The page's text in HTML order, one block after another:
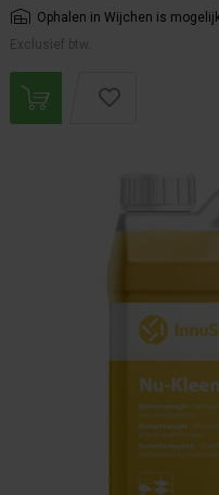
Ophalen in Wijchen is
Exclusief btw.